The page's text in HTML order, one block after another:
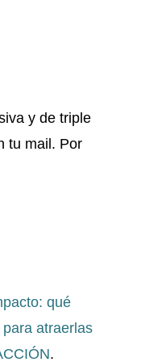
y de triple
tu mail. Por
qué
atraerlas
.